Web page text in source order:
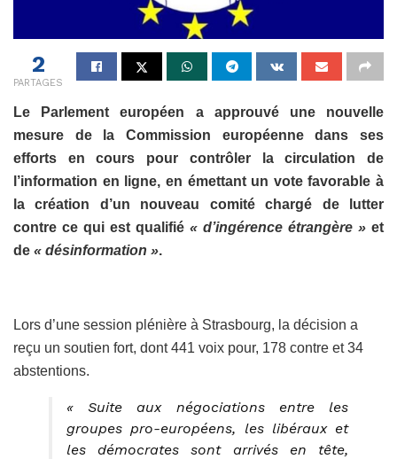
2
PARTAGES
Le Parlement européen a approuvé une nouvelle
mesure de la Commission européenne dans ses
efforts en cours pour contrôler la circulation de
l’information en ligne, en émettant un vote favorable à
la création d’un nouveau comité chargé de lutter
contre ce qui est qualifié « d’ingérence étrangère » et
de « désinformation ».
Lors d’une session plénière à Strasbourg, la décision a
reçu un soutien fort, dont 441 voix pour, 178 contre et 34
abstentions.
« Suite aux négociations entre les
groupes pro-européens, les libéraux et
les démocrates sont arrivés en tête,